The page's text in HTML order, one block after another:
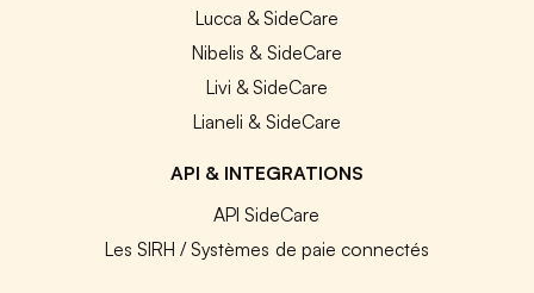
Lucca & SideCare
Nibelis & SideCare
Livi & SideCare
Lianeli & SideCare
API & INTEGRATIONS
API SideCare
Les SIRH / Systèmes de paie connectés